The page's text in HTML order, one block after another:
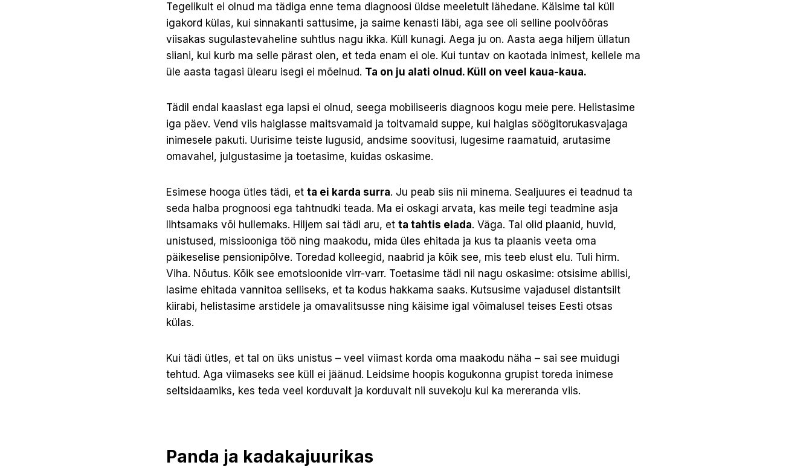
Tegelikult ei olnud ma tädiga enne tema diagnoosi üldse meeletult lähedane. Käisime tal küll
igakord külas, kui sinnakanti sattusime, ja saime kenasti läbi, aga see oli selline poolvõõras
viisakas sugulastevaheline suhtlus nagu ikka. Küll kunagi. Aega ju on. Aasta aega hiljem üllatun
siiani, kui kurb ma selle pärast olen, et teda enam ei ole. Kui tuntav on kaotada inimest, kellele ma
üle aasta tagasi ülearu isegi ei mõelnud. Ta on ju alati olnud. Küll on veel kaua-kaua.
Tädil endal kaaslast ega lapsi ei olnud, seega mobiliseeris diagnoos kogu meie pere. Helistasime
iga päev. Vend viis haiglasse maitsvamaid ja toitvamaid suppe, kui haiglas söögitorukasvajaga
inimesele pakuti. Uurisime teiste lugusid, andsime soovitusi, lugesime raamatuid, arutasime
omavahel, julgustasime ja toetasime, kuidas oskasime.
Esimese hooga ütles tädi, et ta ei karda surra. Ju peab siis nii minema. Sealjuures ei teadnud ta
seda halba prognoosi ega tahtnudki teada. Ma ei oskagi arvata, kas meile tegi teadmine asja
lihtsamaks või hullemaks. Hiljem sai tädi aru, et ta tahtis elada. Väga. Tal olid plaanid, huvid,
unistused, missiooniga töö ning maakodu, mida üles ehitada ja kus ta plaanis veeta oma
päikeselise pensionipõlve. Toredad kolleegid, naabrid ja kõik see, mis teeb elust elu. Tuli hirm.
Viha. Nõutus. Kõik see emotsioonide virr-varr. Toetasime tädi nii nagu oskasime: otsisime abilisi,
lasime ehitada vannitoa selliseks, et ta kodus hakkama saaks. Kutsusime vajadusel distantsilt
kiirabi, helistasime arstidele ja omavalitsusse ning käisime igal võimalusel teises Eesti otsas
külas.
Kui tädi ütles, et tal on üks unistus – veel viimast korda oma maakodu näha – sai see muidugi
tehtud. Aga viimaseks see küll ei jäänud. Leidsime hoopis kogukonna grupist toreda inimese
seltsidaamiks, kes teda veel korduvalt ja korduvalt nii suvekoju kui ka mereranda viis.
Panda ja kadakajuurikas